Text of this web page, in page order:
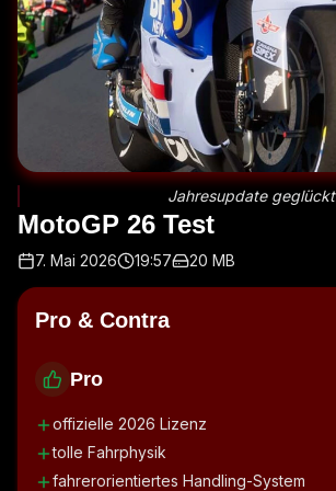
Jahresupdate geglückt
MotoGP 26 Test
7. Mai 2026 19:57 20 MB
Pro & Contra
Pro
offizielle 2026 Lizenz
tolle Fahrphysik
fahrerorientiertes Handling-System